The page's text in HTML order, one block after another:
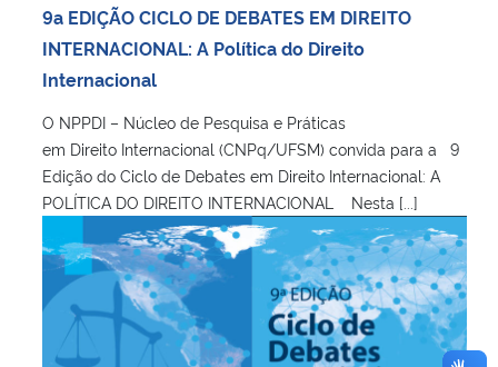
9a EDIÇÃO CICLO DE DEBATES EM DIREITO
INTERNACIONAL: A Política do Direito
Internacional
O NPPDI – Núcleo de Pesquisa e Práticas
em Direito Internacional (CNPq/UFSM) convida para a 9
Edição do Ciclo de Debates em Direito Internacional: A
POLÍTICA DO DIREITO INTERNACIONAL Nesta [...]